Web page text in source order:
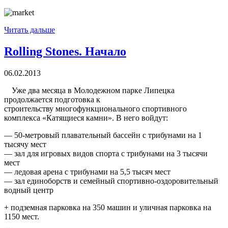
Читать дальше
Rolling Stones. Начало
06.02.2013
Уже два месяца в Молодежном парке Липецка
продолжается подготовка к
строительству многофункционального спортивного
комплекса «Катящиеся камни». В него войдут:
— 50-метровый плавательный бассейн с трибунами на 1
тысячу мест
— зал для игровых видов спорта с трибунами на 3 тысячи
мест
— ледовая арена с трибунами на 5,5 тысяч мест
— зал единоборств и семейный спортивно-оздоровительный
водный центр
+ подземная парковка на 350 машин и уличная парковка на
1150 мест.